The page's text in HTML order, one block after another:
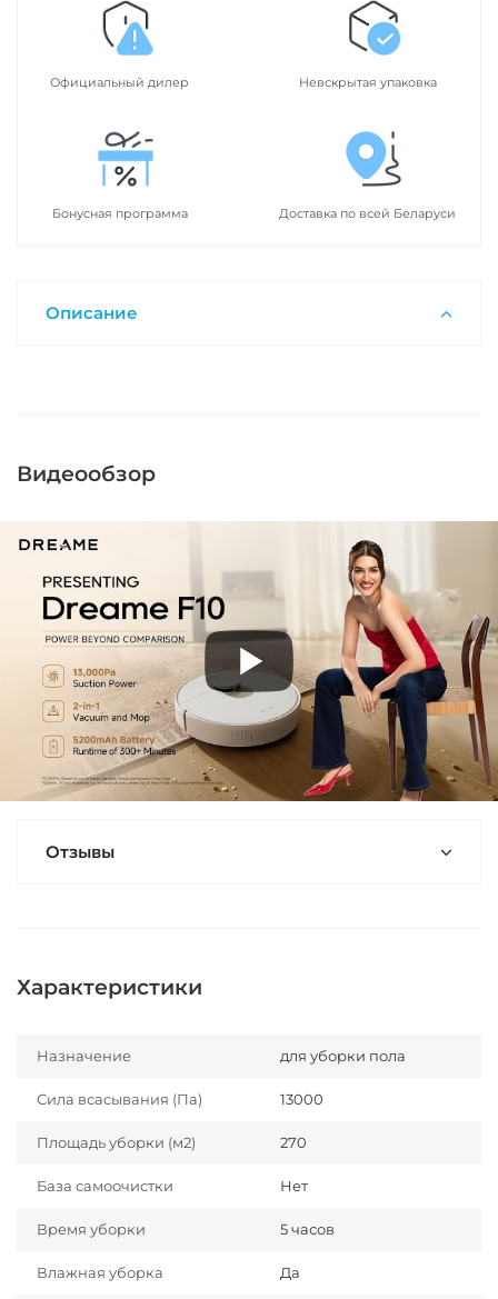
Официальный дилер Невскрытая упаковка
Бонусная программа Доставка по всей Беларуси
Описание
Видеообзор
Отзывы
Характеристики
Назначение для уборки пола
Сила всасывания (Па) 13000
Площадь уборки (м2) 270
База самоочистки Нет
Время уборки 5 часов
Влажная уборка Да